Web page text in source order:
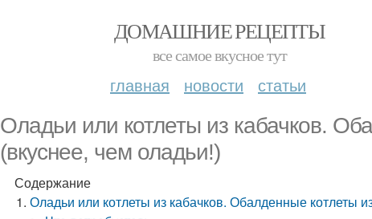
ДОМАШНИЕ РЕЦЕПТЫ
все самое вкусное тут
главная новости статьи
Оладьи или котлеты из кабачков.
(вкуснее, чем оладьи!)
Содержание
Оладьи или котлеты из кабачков. Обалденные котлеты